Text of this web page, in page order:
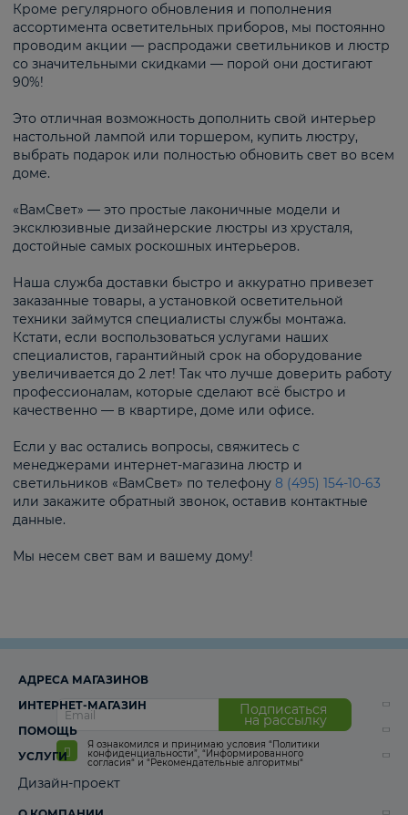
Кроме регулярного обновления и пополнения
ассортимента осветительных приборов, мы постоянно
проводим акции — распродажи светильников и люстр
со значительными скидками — порой они достигают
90%!
Это отличная возможность дополнить свой интерьер
настольной лампой или торшером, купить люстру,
выбрать подарок или полностью обновить свет во всем
доме.
«ВамСвет» — это простые лаконичные модели и
эксклюзивные дизайнерские люстры из хрусталя,
достойные самых роскошных интерьеров.
Наша служба доставки быстро и аккуратно привезет
заказанные товары, а установкой осветительной
техники займутся специалисты службы монтажа.
Кстати, если воспользоваться услугами наших
специалистов, гарантийный срок на оборудование
увеличивается до 2 лет! Так что лучше доверить работу
профессионалам, которые сделают всё быстро и
качественно — в квартире, доме или офисе.
Если у вас остались вопросы, свяжитесь с
менеджерами интернет-магазина люстр и
светильников «ВамСвет» по телефону 8 (495) 154-10-63
или закажите обратный звонок, оставив контактные
данные.
Мы несем свет вам и вашему дому!
Подписаться
на рассылку
Я ознакомился и принимаю условия “Политики
конфиденциальности”, “Информированного
согласия“ и “Рекомендательные алгоритмы“
АДРЕСА МАГАЗИНОВ
ИНТЕРНЕТ-МАГАЗИН
ПОМОЩЬ
УСЛУГИ
Дизайн-проект